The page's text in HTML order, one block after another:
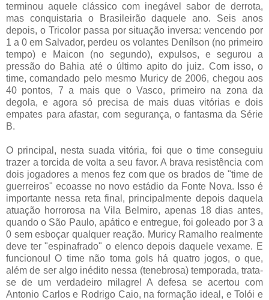
terminou aquele clássico com inegável sabor de derrota,
mas conquistaria o Brasileirão daquele ano. Seis anos
depois, o Tricolor passa por situação inversa: vencendo por
1 a 0 em Salvador, perdeu os volantes Denílson (no primeiro
tempo) e Maicon (no segundo), expulsos, e segurou a
pressão do Bahia até o último apito do juiz. Com isso, o
time, comandado pelo mesmo Muricy de 2006, chegou aos
40 pontos, 7 a mais que o Vasco, primeiro na zona da
degola, e agora só precisa de mais duas vitórias e dois
empates para afastar, com segurança, o fantasma da Série
B.
O principal, nesta suada vitória, foi que o time conseguiu
trazer a torcida de volta a seu favor. A brava resistência com
dois jogadores a menos fez com que os brados de "time de
guerreiros" ecoasse no novo estádio da Fonte Nova. Isso é
importante nessa reta final, principalmente depois daquela
atuação horrorosa na Vila Belmiro, apenas 18 dias antes,
quando o São Paulo, apático e entregue, foi goleado por 3 a
0 sem esboçar qualquer reação. Muricy Ramalho realmente
deve ter "espinafrado" o elenco depois daquele vexame. E
funcionou! O time não toma gols há quatro jogos, o que,
além de ser algo inédito nessa (tenebrosa) temporada, trata-
se de um verdadeiro milagre! A defesa se acertou com
Antonio Carlos e Rodrigo Caio, na formação ideal, e Tolói e